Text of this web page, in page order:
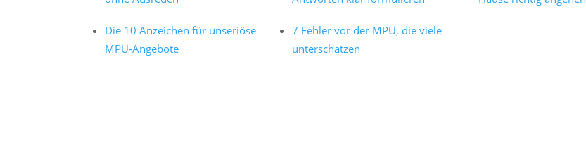
Die 10 Anzeichen für unseriöse
MPU-Angebote
7 Fehler vor der MPU, die viele
unterschätzen